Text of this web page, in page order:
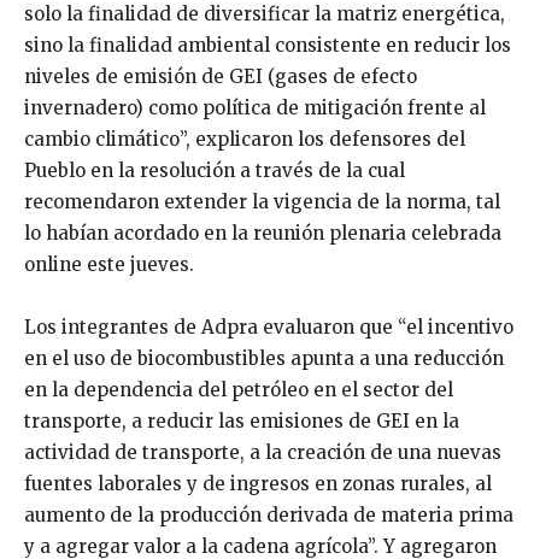
solo la finalidad de diversificar la matriz energética,
sino la finalidad ambiental consistente en reducir los
niveles de emisión de GEI (gases de efecto
invernadero) como política de mitigación frente al
cambio climático”, explicaron los defensores del
Pueblo en la resolución a través de la cual
recomendaron extender la vigencia de la norma, tal
lo habían acordado en la reunión plenaria celebrada
online este jueves.
Los integrantes de Adpra evaluaron que “el incentivo
en el uso de biocombustibles apunta a una reducción
en la dependencia del petróleo en el sector del
transporte, a reducir las emisiones de GEI en la
actividad de transporte, a la creación de una nuevas
fuentes laborales y de ingresos en zonas rurales, al
aumento de la producción derivada de materia prima
y a agregar valor a la cadena agrícola”. Y agregaron